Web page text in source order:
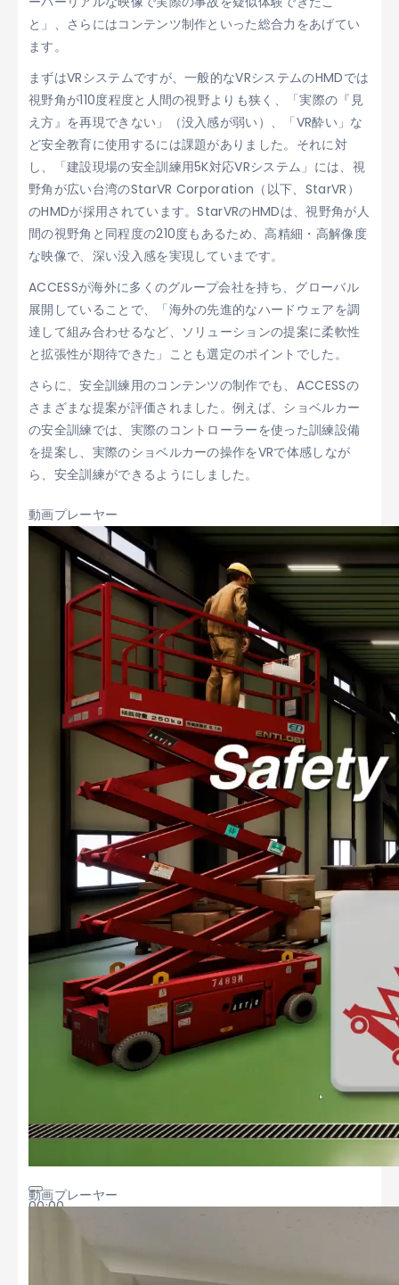
と」、さらにはコンテンツ制作といった総合力をあげてい
ます。
まずはVRシステムですが、一般的なVRシステムのHMDでは
視野角が110度程度と人間の視野よりも狭く、「実際の『見
え方』を再現できない」（没入感が弱い）、「VR酔い」な
ど安全教育に使用するには課題がありました。それに対
し、「建設現場の安全訓練用5K対応VRシステム」には、視
野角が広い台湾のStarVR Corporation（以下、StarVR）
のHMDが採用されています。StarVRのHMDは、視野角が人
間の視野角と同程度の210度もあるため、高精細・高解像度
な映像で、深い没入感を実現していまです。
ACCESSが海外に多くのグループ会社を持ち、グローバル
展開していることで、「海外の先進的なハードウェアを調
達して組み合わせるなど、ソリューションの提案に柔軟性
と拡張性が期待できた」ことも選定のポイントでした。
さらに、安全訓練用のコンテンツの制作でも、ACCESSの
さまざまな提案が評価されました。例えば、ショベルカー
の安全訓練では、実際のコントローラーを使った訓練設備
を提案し、実際のショベルカーの操作をVRで体感しなが
ら、安全訓練ができるようにしました。
動画プレーヤー
00:00
動画プレーヤー